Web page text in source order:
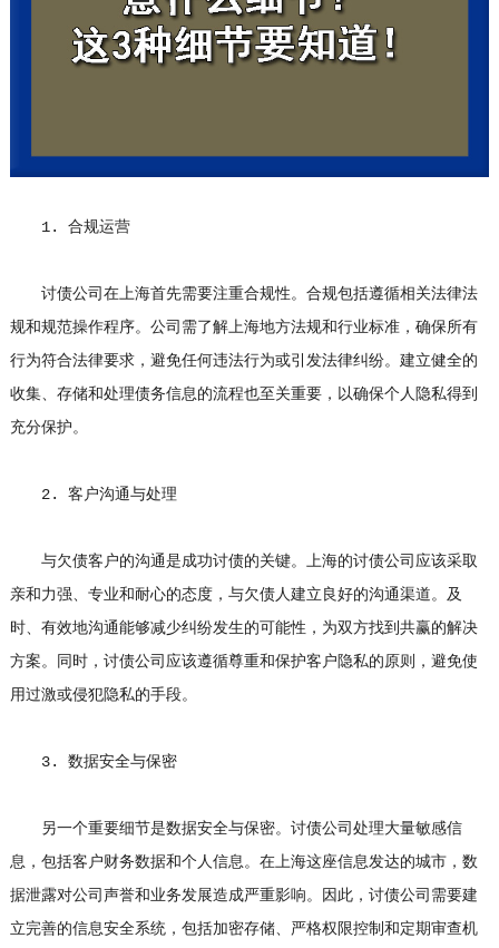
1. 合规运营
讨债公司在上海首先需要注重合规性。合规包括遵循相关法律法
规和规范操作程序。公司需了解上海地方法规和行业标准，确保所有
行为符合法律要求，避免任何违法行为或引发法律纠纷。建立健全的
收集、存储和处理债务信息的流程也至关重要，以确保个人隐私得到
充分保护。
2. 客户沟通与处理
与欠债客户的沟通是成功讨债的关键。上海的讨债公司应该采取
亲和力强、专业和耐心的态度，与欠债人建立良好的沟通渠道。及
时、有效地沟通能够减少纠纷发生的可能性，为双方找到共赢的解决
方案。同时，讨债公司应该遵循尊重和保护客户隐私的原则，避免使
用过激或侵犯隐私的手段。
3. 数据安全与保密
另一个重要细节是数据安全与保密。讨债公司处理大量敏感信
息，包括客户财务数据和个人信息。在上海这座信息发达的城市，数
据泄露对公司声誉和业务发展造成严重影响。因此，讨债公司需要建
立完善的信息安全系统，包括加密存储、严格权限控制和定期审查机